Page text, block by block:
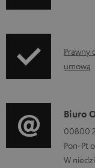
y
d
p
o
b
o
r
c
j
e
I
n
o
r
m
a
Prawny
umową
D
a
n
Biuro
00800
Pon-Pt
W